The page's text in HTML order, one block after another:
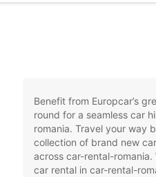
Benefit from Europcar’s
round for a seamless car
romania. Travel your way
collection of brand new
across car-rental-
car rental in car-rental-